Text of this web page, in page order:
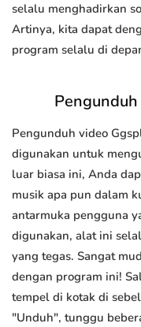
selalu menghadirkan
Artinya, kita dapat
program selalu di
Pengunduh video
digunakan untuk
luar biasa ini, Anda
musik apa pun dalam
antarmuka pengguna
digunakan, alat ini
yang tegas. Sangat
dengan program ini!
tempel di kotak di
"Unduh", tunggu